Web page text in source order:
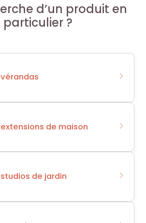
d’un produit en
particulier ?
extensions de maison
de jardin